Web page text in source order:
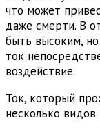
что может
даже смерти. В
быть высоким,
ток
воздействие.
Ток, который
несколько видов